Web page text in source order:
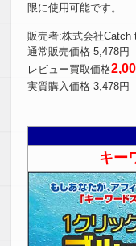
限に使用可能です。
販売者:株式会社Catch
通常販売価格 5,478円
レビュー買取価格
実質購入価格 3,478円
キー